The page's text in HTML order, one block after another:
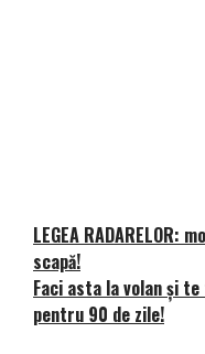
LEGEA RADARELOR:
scapă!
Faci asta la volan şi
pentru 90 de zile!